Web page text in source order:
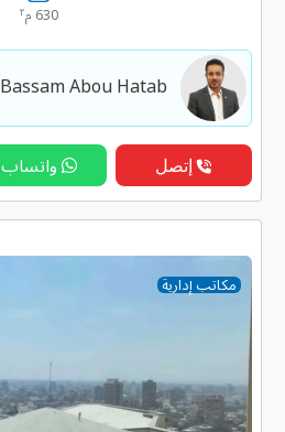
630 م ٢
Bassam Abou Hatab
إتصل واتساب
مكاتب إدارية